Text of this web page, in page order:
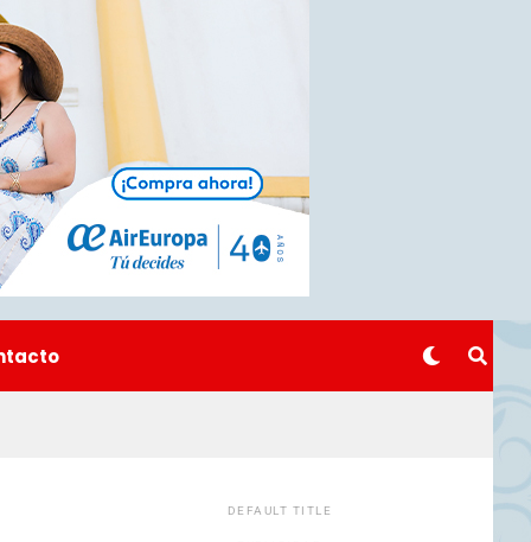
DEFAULT TITLE